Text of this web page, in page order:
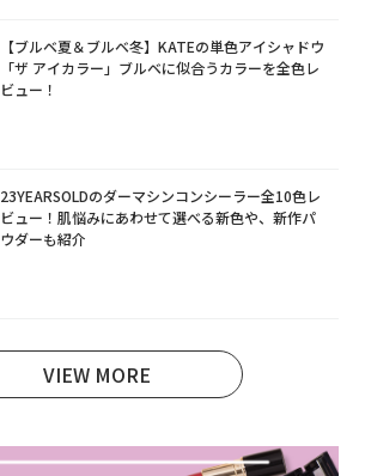
【ブルベ夏＆ブルベ冬】KATEの単色アイシャドウ
「ザ アイカラー」ブルベに似合うカラーを全色レ
ビュー！
23YEARSOLDのダーマシンコンシーラー全10色レ
ビュー！肌悩みにあわせて選べる新色や、新作パ
ウダーも紹介
VIEW MORE